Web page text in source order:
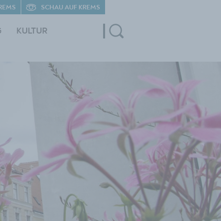
KULTUR
SCHAU AUF KREMS